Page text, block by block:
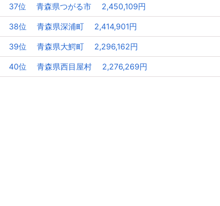
37位 青森県つがる市 2,450,109円
38位 青森県深浦町 2,414,901円
39位 青森県大鰐町 2,296,162円
40位 青森県西目屋村 2,276,269円